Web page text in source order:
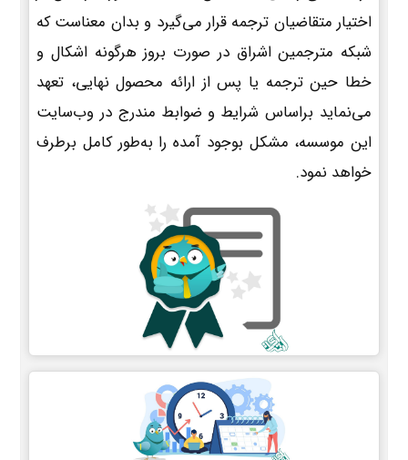
اختیار متقاضیان ترجمه قرار می‌گیرد و بدان معناست که
شبکه مترجمین اشراق در صورت بروز هرگونه اشکال و
خطا حین ترجمه یا پس از ارائه محصول نهایی، تعهد
می‌نماید براساس شرایط و ضوابط مندرج در وب‌سایت
این موسسه، مشکل بوجود آمده را به‌طور کامل برطرف
خواهد نمود.